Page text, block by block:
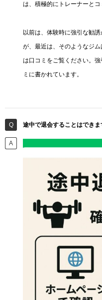
は、積極的にトレーナーとコ
以前は、体験時に強引な勧
が、最近は、そのようなジ
は口コミをご覧ください。
ミに書かれています。
途中で退会することはできま